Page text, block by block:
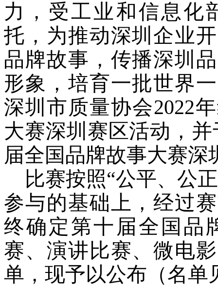
力，受工业和信息化
托，为推动深圳企业
品牌故事，传播深圳
形象，培育一批世界
深圳市质量协会2022
大赛深圳赛区活动，
届全国品牌故事大赛深
比赛按照“公平、公
参与的基础上，经过
终确定第十届全国品
赛、演讲比赛、微电
单，现予以公布（名单